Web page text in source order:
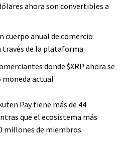
ahora son convertibles a
cuerpo anual de comercio
través de la plataforma
donde $XRP ahora se
moneda actual
Pay tiene más de 44
que el ecosistema más
millones de miembros.